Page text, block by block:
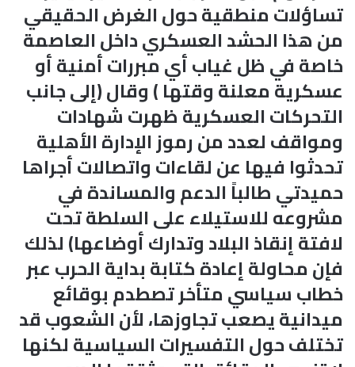
تساؤلات منطقية حول الغرض الحقيقي
من هذا الحشد العسكري داخل العاصمة
خاصة في ظل غياب أي مبررات أمنية أو
عسكرية معلنة وقتها ) وقال (إلى جانب
التحركات العسكرية ظهرت شهادات
ومواقف لعدد من رموز الإدارة الأهلية
تحدثوا فيها عن لقاءات واتصالات أجراها
حميدتي طالباً الدعم والمساندة في
مشروعه للاستيلاء على السلطة تحت
لافتة إنقاذ البلاد وتدارك أوضاعها) لذلك
فإن محاولة إعادة كتابة بداية الحرب عبر
خطاب سياسي متأخر تصطدم بوقائع
ميدانية يصعب تجاوزها، لأن الشعوب قد
تختلف حول التفسيرات السياسية لكنها